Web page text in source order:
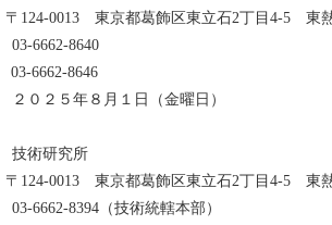
0013 東京都葛飾区東立石2丁目4-5 東熱
6662-8640
6662-8646
０２５年８月１日（金曜日）
術研究所
0013 東京都葛飾区東立石2丁目4-5 東熱
6662-8394（技術統轄本部）